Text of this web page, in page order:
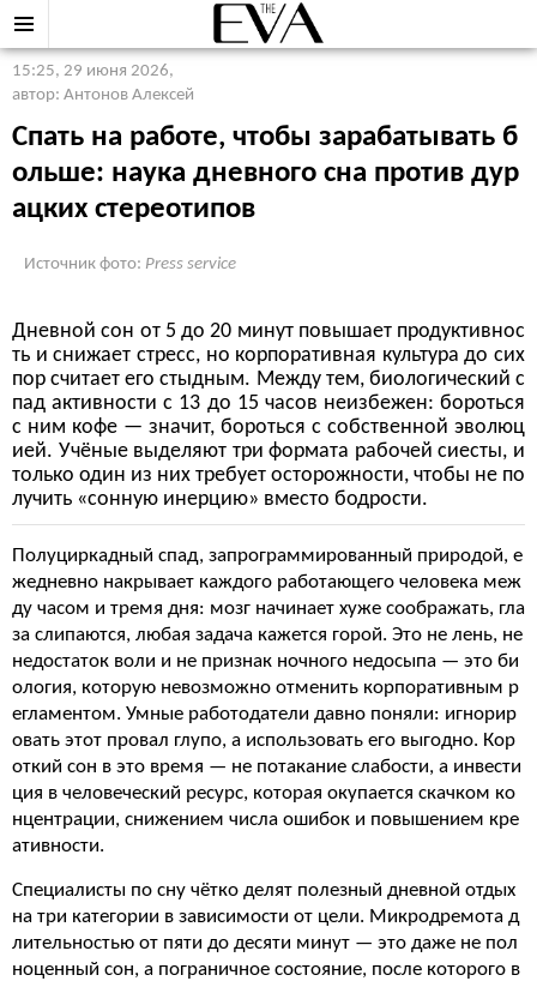
15:25, 29 июня 2026,
автор: Антонов Алексей
Спать на работе, чтобы зарабатывать б
ольше: наука дневного сна против дур
ацких стереотипов
Источник фото: Press service
Дневной сон от 5 до 20 минут повышает продуктивнос
ть и снижает стресс, но корпоративная культура до сих
пор считает его стыдным. Между тем, биологический с
пад активности с 13 до 15 часов неизбежен: бороться
с ним кофе — значит, бороться с собственной эволюц
ией. Учёные выделяют три формата рабочей сиесты, и
только один из них требует осторожности, чтобы не по
лучить «сонную инерцию» вместо бодрости.
Полуциркадный спад, запрограммированный природой, е
жедневно накрывает каждого работающего человека меж
ду часом и тремя дня: мозг начинает хуже соображать, гла
за слипаются, любая задача кажется горой. Это не лень, не
недостаток воли и не признак ночного недосыпа — это би
ология, которую невозможно отменить корпоративным р
егламентом. Умные работодатели давно поняли: игнорир
овать этот провал глупо, а использовать его выгодно. Кор
откий сон в это время — не потакание слабости, а инвести
ция в человеческий ресурс, которая окупается скачком ко
нцентрации, снижением числа ошибок и повышением кре
ативности.
Специалисты по сну чётко делят полезный дневной отдых
на три категории в зависимости от цели. Микродремота д
лительностью от пяти до десяти минут — это даже не пол
ноценный сон, а пограничное состояние, после которого в